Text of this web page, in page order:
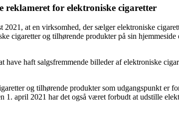
reklameret for elektroniske cigaretter
2021, at en virksomhed, der sælger elektroniske
cigaretter og tilhørende produkter på sin
haft salgsfremmende billeder af elektroniske
og tilhørende produkter som udgangspunkt er
april 2021 har det også været forbudt at udstille